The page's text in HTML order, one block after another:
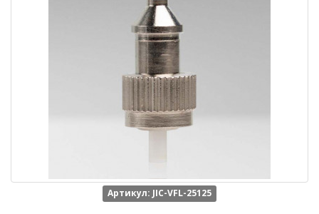
Артикул: JIC-VFL-25125